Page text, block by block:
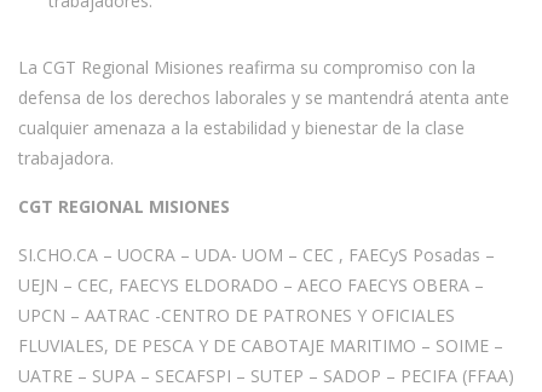
La CGT Regional Misiones reafirma su compromiso con la
defensa de los derechos laborales y se mantendrá atenta ante
cualquier amenaza a la estabilidad y bienestar de la clase
trabajadora.
CGT REGIONAL MISIONES
SI.CHO.CA – UOCRA – UDA- UOM – CEC , FAECyS Posadas –
UEJN – CEC, FAECYS ELDORADO – AECO FAECYS OBERA –
UPCN – AATRAC -CENTRO DE PATRONES Y OFICIALES
FLUVIALES, DE PESCA Y DE CABOTAJE MARITIMO – SOIME –
UATRE – SUPA – SECAFSPI – SUTEP – SADOP – PECIFA (FFAA)